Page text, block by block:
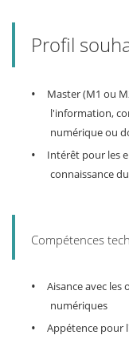
Profil
•
Master (M1 ou
l'information,
numérique ou
•
Intérêt pour les
connaissance
Compétences
•
Aisance avec
numériques
•
Appétence pour